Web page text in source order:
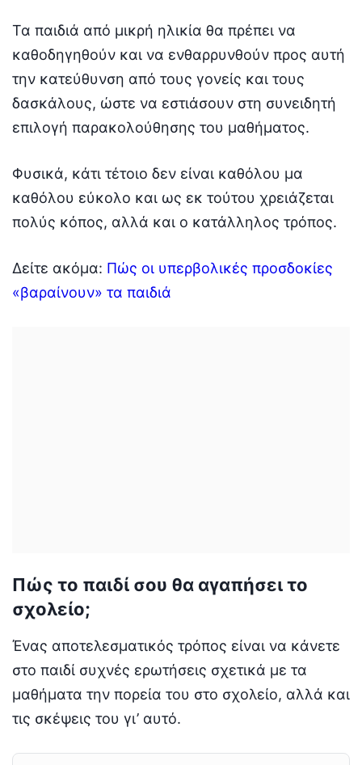
Τα παιδιά από μικρή ηλικία θα πρέπει να
καθοδηγηθούν και να ενθαρρυνθούν προς αυτή
την κατεύθυνση από τους γονείς και τους
δασκάλους, ώστε να εστιάσουν στη συνειδητή
επιλογή παρακολούθησης του μαθήματος.
Φυσικά, κάτι τέτοιο δεν είναι καθόλου μα
καθόλου εύκολο και ως εκ τούτου χρειάζεται
πολύς κόπος, αλλά και ο κατάλληλος τρόπος.
Δείτε ακόμα: Πώς οι υπερβολικές προσδοκίες
«βαραίνουν» τα παιδιά
Πώς το παιδί σου θα αγαπήσει το
σχολείο;
Ένας αποτελεσματικός τρόπος είναι να κάνετε
στο παιδί συχνές ερωτήσεις σχετικά με τα
μαθήματα την πορεία του στο σχολείο, αλλά και
τις σκέψεις του γι’ αυτό.